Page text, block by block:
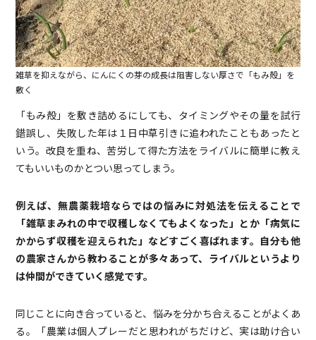
雑草を抑えながら、にんにくの芽の成長は阻害しない厚さで「もみ殻」を
敷く
「もみ殻」を敷き詰めるにしても、タイミングやその量を試行
錯誤し、失敗した年は１日中草引きに追われたこともあったと
いう。改良を重ね、苦労して得た方法をライバルに簡単に教え
てもいいものかとつい思ってしまう。
例えば、無農薬栽培ならではの悩みに対処法を伝えることで
「雑草まみれの中で収穫しなくてもよくなった」とか「病気に
かからず収穫を迎えられた」などすごく喜ばれます。自分も他
の農家さんから教わることが多々あって、ライバルというより
は仲間ができていく感覚です。
同じことに向き合っていると、悩みを分かち合えることがよくあ
る。「農業は個人プレーだと思われがちだけど、実は助け合い